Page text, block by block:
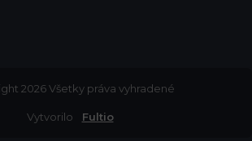
2026 Všetky práva vyhradené
Vytvorilo Fultio